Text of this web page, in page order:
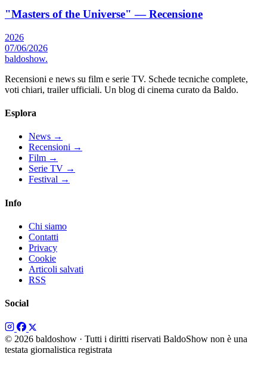
"Masters of the Universe" — Recensione
2026
07/06/2026
baldoshow.
Recensioni e news su film e serie TV. Schede tecniche complete,
voti chiari, trailer ufficiali. Un blog di cinema curato da Baldo.
Esplora
News →
Recensioni →
Film →
Serie TV →
Festival →
Info
Chi siamo
Contatti
Privacy
Cookie
Articoli salvati
RSS
Social
© 2026 baldoshow · Tutti i diritti riservati BaldoShow non è una
testata giornalistica registrata